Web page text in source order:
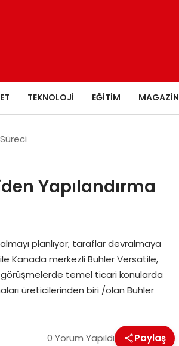
TEKNOLOJI EĞITIM MAGAZIN
Yapılandırma
planlıyor; taraflar devralmaya
Kanada merkezli Buhler Versatile,
görüşmelerde temel ticari konularda
üreticilerinden biri /olan Buhler
0 Yorum Yapıldı Paylaş